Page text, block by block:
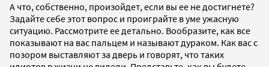
А что, собственно, произойдет, если вы ее не достигнете?
Задайте себе этот вопрос и проиграйте в уме ужасную
ситуацию. Рассмотрите ее детально. Вообразите, как все
показывают на вас пальцем и называют дураком. Как вас с
позором выставляют за дверь и говорят, что таких